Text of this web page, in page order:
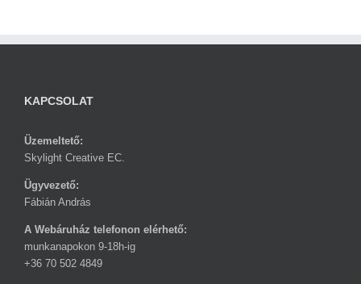
KAPCSOLAT
Üzemeltető:
Skylight Creative EC.
Ügyvezető:
Fábián András
A Webáruház telefonon elérhető:
munkanapokon 9-18h-ig
+36 70 502 4849